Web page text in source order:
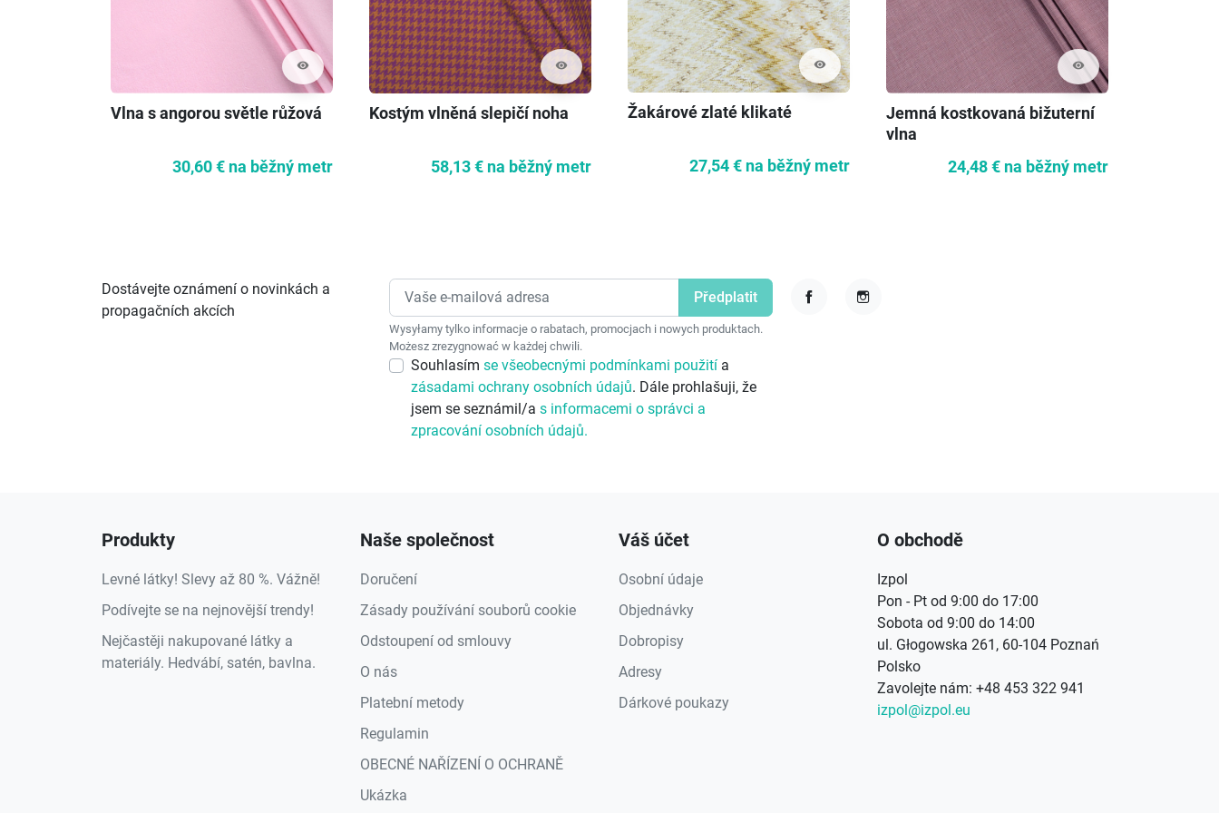
visibility
Vlna s angorou světle růžová
30,60 € na běžný metr
visibility
Kostým vlněná slepičí noha
58,13 € na běžný metr
visibility
Žakárové zlaté klikaté
27,54 € na běžný metr
visibility
Jemná kostkovaná bižuterní
vlna
24,48 € na běžný metr
Dostávejte oznámení o novinkách a
propagačních akcích
Wysyłamy tylko informacje o rabatach, promocjach i nowych produktach.
Możesz zrezygnować w każdej chwili.
Souhlasím se všeobecnými podmínkami použití a
zásadami ochrany osobních údajů. Dále prohlašuji, že
jsem se seznámil/a s informacemi o správci a
zpracování osobních údajů.
Produkty
Levné látky! Slevy až 80 %. Vážně!
Podívejte se na nejnovější trendy!
Nejčastěji nakupované látky a
materiály. Hedvábí, satén, bavlna.
Naše společnost
Doručení
Zásady používání souborů cookie
Odstoupení od smlouvy
O nás
Platební metody
Regulamin
OBECNÉ NAŘÍZENÍ O OCHRANĚ
Ukázka
Váš účet
Osobní údaje
Objednávky
Dobropisy
Adresy
Dárkové poukazy
O obchodě
Izpol
Pon - Pt od 9:00 do 17:00
Sobota od 9:00 do 14:00
ul. Głogowska 261, 60-104 Poznań
Polsko
Zavolejte nám: +48 453 322 941
izpol@izpol.eu